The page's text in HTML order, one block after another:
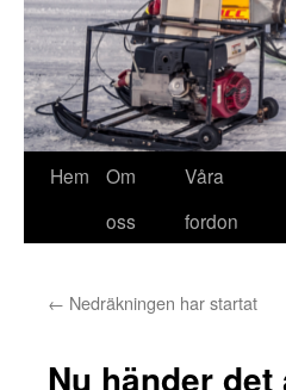
Hem
Om
oss
Våra
fordon
← Nedräkningen har startat
Nu händer